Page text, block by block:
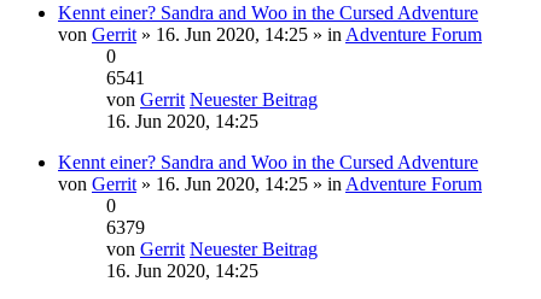
Kennt einer? Sandra and Woo in the Cursed Adventure
von Gerrit » 16. Jun 2020, 14:25 » in Adventure Forum
0
6541
von Gerrit Neuester Beitrag
16. Jun 2020, 14:25
Kennt einer? Sandra and Woo in the Cursed Adventure
von Gerrit » 16. Jun 2020, 14:25 » in Adventure Forum
0
6379
von Gerrit Neuester Beitrag
16. Jun 2020, 14:25